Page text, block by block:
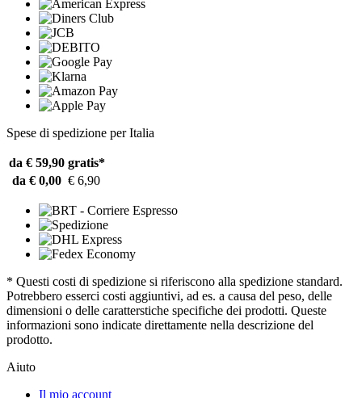
Spese di spedizione per Italia
da € 59,90 gratis*
da € 0,00 € 6,90
* Questi costi di spedizione si riferiscono alla spedizione standard.
Potrebbero esserci costi aggiuntivi, ad es. a causa del peso, delle
dimensioni o delle caratterstiche specifiche dei prodotti. Queste
informazioni sono indicate direttamente nella descrizione del
prodotto.
Aiuto
Il mio account